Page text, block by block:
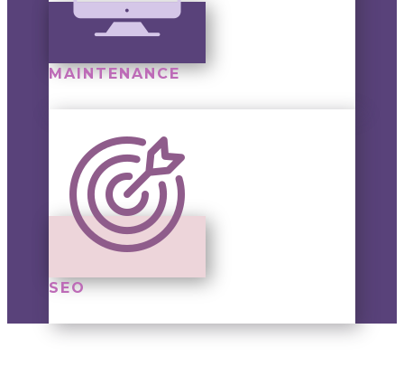
MAINTENANCE
SEO